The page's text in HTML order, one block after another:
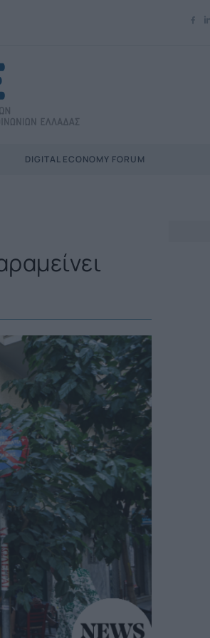
DIGITAL ECONOMY FORUM
Newsletter Email*